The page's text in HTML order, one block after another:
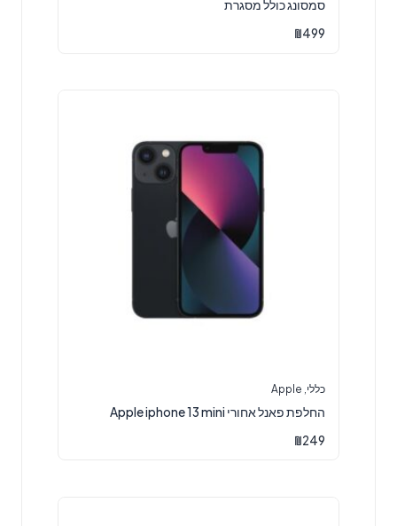
סמסונג כולל מסגרת
₪499
כללי Apple
החלפת פאנל אחורי Apple iphone 13 mini
₪249